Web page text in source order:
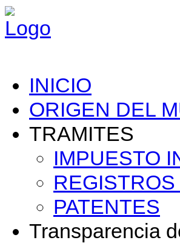
INICIO
ORIGEN DEL
TRAMITES
IMPUESTO
PATENTES
Transparencia